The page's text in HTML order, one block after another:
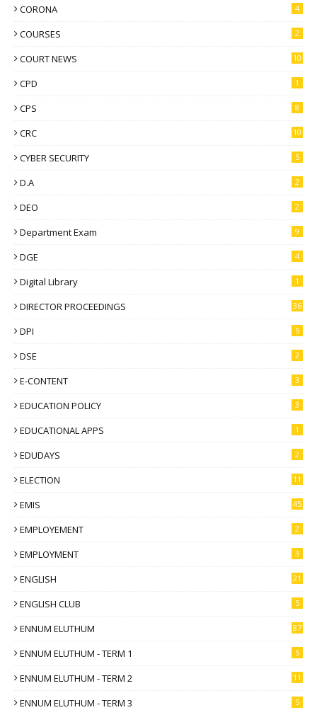
CORONA 4
COURSES 2
COURT NEWS 10
CPD 1
CPS 8
CRC 10
CYBER SECURITY 5
D.A 2
DEO 2
Department Exam 9
DGE 4
Digital Library 1
DIRECTOR PROCEEDINGS 36
DPI 5
DSE 2
E-CONTENT 3
EDUCATION POLICY 3
EDUCATIONAL APPS 1
EDUDAYS 2
ELECTION 11
EMIS 45
EMPLOYEMENT 2
EMPLOYMENT 3
ENGLISH 21
ENGLISH CLUB 5
ENNUM ELUTHUM 87
ENNUM ELUTHUM - TERM 1 5
ENNUM ELUTHUM - TERM 2 11
ENNUM ELUTHUM - TERM 3 5